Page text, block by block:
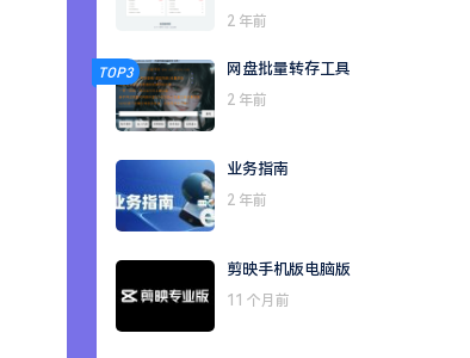
2 年前
TOP3 网盘批量转存工具
2 年前
业务指南
2 年前
剪映手机版电脑版
11 个月前